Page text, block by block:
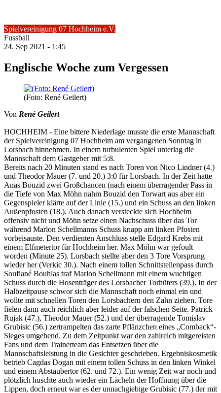
Spielvereinigung 07 Hochheim e.V.
Fussball
24. Sep 2021 - 1:45
Englische Woche zum Vergessen
(Foto: René Geilert)
Von René Geilert
HOCHHEIM - Eine bittere Niederlage musste die erste Mannschaft
der Spielvereinigung 07 Hochheim am vergangenen Sonntag in
Lorsbach hinnehmen. In einem turbulenten Spiel unterlag die
Mannschaft dem Gastgeber mit 5:8.
Bereits nach 20 Minuten stand es nach Toren von Nico Lindner (4.)
und Theodor Mauer (7. und 20.) 3:0 für Lorsbach. In der Zeit hatte
Anas Bouzid zwei Großchancen (nach einem überragender Pass in
die Tiefe von Max Möhn nahm Bouzid den Torwart aus aber ein
Gegenspieler klärte auf der Linie (15.) und ein Schuss an den linken
Außenpfosten (18.). Auch danach versteckte sich Hochheim
offensiv nicht und Möhn setze einen Nachschuss über das Tor
während Marlon Schellmanns Schuss knapp am linken Pfosten
vorbeisauste. Den verdienten Anschluss stelle Edgard Krebs mit
einem Elfmetertor für Hochheim her. Max Möhn war gefoult
worden (Minute 25). Lorsbach stellte aber den 3 Tore Vorsprung
wieder her (Verkic 30.). Nach einem tollen Schnittstellenpass durch
Soufiané Bouhlas traf Marlon Schellmann mit einem wuchtigen
Schuss durch die Hosenträger des Lorsbacher Torhüters (39.). In der
Halbzeitpause schwor sich die Mannschaft noch einmal ein und
wollte mit schnellen Toren den Lorsbachern den Zahn ziehen. Tore
fielen dann auch reichlich aber leider auf der falschen Seite. Patrick
Rujak (47.), Theodor Mauer (52.) und der überragende Tomislav
Grubisic (56.) zertrampelten das zarte Pflänzchen eines „Comback“-
Sieges umgehend. Zu dem Zeitpunkt war den zahlreich mitgereisten
Fans und dem Trainerteam das Entsetzen über die
Mannschaftsleistung in die Gesichter geschrieben. Ergebniskosmetik
betrieb Cagdas Dogan mit einem tollen Schuss in den linken Winkel
und einem Abstaubertor (62. und 72.). Ein wenig Zeit war noch und
plötzlich huschte auch wieder ein Lächeln der Hoffnung über die
Lippen, doch erneut war es der unnachgiebige Grubisic (77.) der mit